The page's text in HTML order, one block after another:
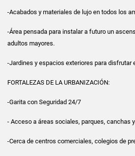
-Acabados y materiales de lujo en todos los
-Área pensada para instalar a futuro un
adultos mayores.
-Jardines y espacios exteriores para disfrutar
FORTALEZAS DE LA URBANIZACIÓN:
-Garita con Seguridad 24/7
- Acceso a áreas sociales, parques, canchas
-Cerca de centros comerciales, colegios de